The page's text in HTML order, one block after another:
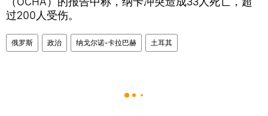
过200人受伤。
俄罗斯 政治 纳戈尔诺-卡拉巴赫 土耳其